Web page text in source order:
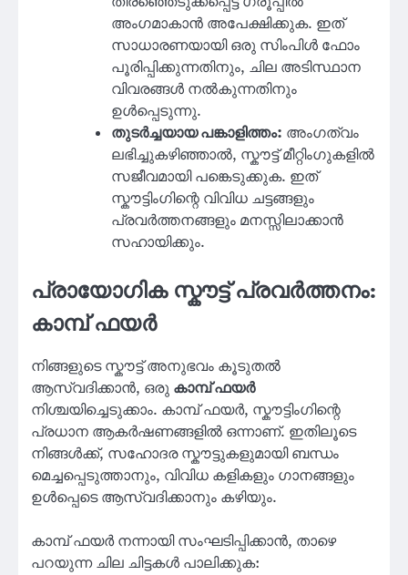
അംഗമാകാൻ അപേക്ഷിക്കുക. ഇത്
സാധാരണയായി ഒരു സിംപിള്‍ ഫോം
പൂരിപ്പിക്കുന്നതിനും, ചില അടിസ്ഥാന
വിവരങ്ങൾ നൽകുന്നതിനും
ഉൾപ്പെടുന്നു.
തുടർച്ചയായ പങ്കാളിത്തം: അംഗത്വം
ലഭിച്ചുകഴിഞ്ഞാൽ, സ്കൗട്ട് മീറ്റിംഗുകളിൽ
സജീവമായി പങ്കെടുക്കുക. ഇത്
സ്കൗട്ടിംഗിന്റെ വിവിധ ചട്ടങ്ങളും
പ്രവർത്തനങ്ങളും മനസ്സിലാക്കാൻ
സഹായിക്കും.
പ്രായോഗിക സ്കൗട്ട് പ്രവർത്തനം:
കാമ്പ് ഫയർ
നിങ്ങളുടെ സ്കൗട്ട് അനുഭവം കൂടുതൽ
ആസ്വദിക്കാൻ, ഒരു കാമ്പ് ഫയർ
നിശ്ചയിച്ചെടുക്കാം. കാമ്പ് ഫയർ, സ്കൗട്ടിംഗിന്റെ
പ്രധാന ആകർഷണങ്ങളിൽ ഒന്നാണ്. ഇതിലൂടെ
നിങ്ങൾക്ക്, സഹോദര സ്കൗട്ടുകളുമായി ബന്ധം
മെച്ചപ്പെടുത്താനും, വിവിധ കളികളും ഗാനങ്ങളും
ഉൾപ്പെടെ ആസ്വദിക്കാനും കഴിയും.
കാമ്പ് ഫയർ നന്നായി സംഘടിപ്പിക്കാൻ, താഴെ
പറയുന്ന ചില ചിട്ടകൾ പാലിക്കുക: